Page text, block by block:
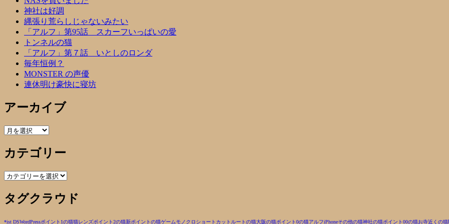
神社は好調
縄張り荒らしじゃないみたい
「アルフ」第95話 スカーフいっぱいの愛
トンネルの猫
「アルフ」第７話 いとしのロンダ
毎年恒例？
MONSTER の声優
連休明け豪快に寝坊
アーカイブ
ア
カ
イ
ブ
カテゴリー
カ
ゴ
リ
タグクラウド
*ist DSWordPressポイント1の猫猫レンズポイント2の猫新ポイントの猫ゲームモノクロ ショートカットルートの猫大阪の猫ポイント0の猫アルフiPhoneその他の猫神社の猫ポイント00の猫お寺近くの猫